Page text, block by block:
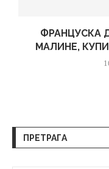
ФРАНЦУСКА
МАЛИНЕ,
ПРЕТРАГА